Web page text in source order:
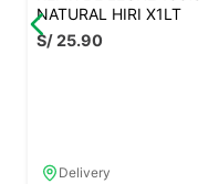
NATURAL HIRI X1LT
S/25.90
Delivery